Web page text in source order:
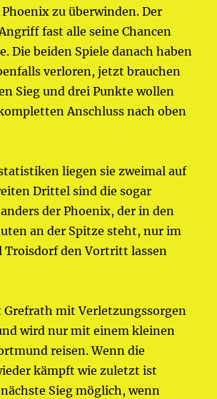
Phoenix zu überwinden. Der
fast alle seine Chancen
Die beiden Spiele danach haben
verloren, jetzt brauchen
Sieg und drei Punkte wollen
Anschluss nach oben
liegen sie zweimal auf
Drittel sind die sogar
der Phoenix, der in den
an der Spitze steht, nur im
den Vortritt lassen
Grefrath mit Verletzungssorgen
wird nur mit einem kleinen
reisen. Wenn die
kämpft wie zuletzt ist
Sieg möglich, wenn